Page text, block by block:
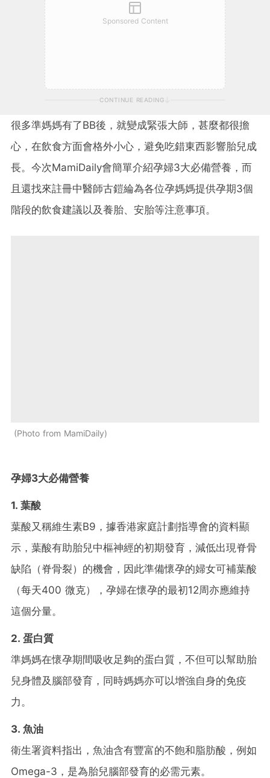
Sponsored Content
CONTINUE READING
很多準媽媽有了BB後，就變成緊張大師，甚麼都很擔
心，在飲食方面會格外小心，避免吃錯東西影響胎兒成
長。今次MamiDaily會簡單介紹孕婦3大必備營養，而
且還找來註冊中醫師古鎧綸為各位孕媽媽提供孕期3個
階段的飲食建議以及養胎、安胎等注意事項。
Photo from MamiDaily
孕婦3大必備營養
1. 葉酸
葉酸又稱維生素B9，據香港家庭計劃指導會的資料顯
示，葉酸有助胎兒中樞神經的初期發育，減低出現脊骨
缺陷（脊骨裂）的機會，因此準備懷孕的婦女可補葉酸
（每天400 微克），孕婦在懷孕的最初12周亦應維持
這個分量。
2. 蛋白質
準媽媽在懷孕期間吸收足夠的蛋白質，不但可以幫助胎
兒身體及腦部發育，同時媽媽亦可以增強自身的免疫
力。
3. 魚油
衛生署資料指出，魚油含有豐富的不飽和脂肪酸，例如
Omega-3，是為胎兒腦部發育的必需元素。